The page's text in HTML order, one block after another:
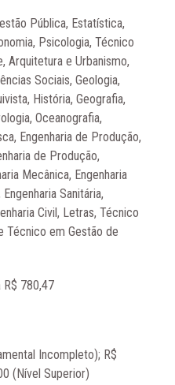
Pública, Estatística,
Psicologia, Técnico
Arquitetura e Urbanismo,
Sociais, Geologia,
História, Geografia,
Oceanografia,
Engenharia de Produção,
de Produção,
Mecânica, Engenharia
Sanitária,
Civil, Letras, Técnico
Técnico em Gestão de
R$ 780,47
Incompleto); R$
(Nível Superior)